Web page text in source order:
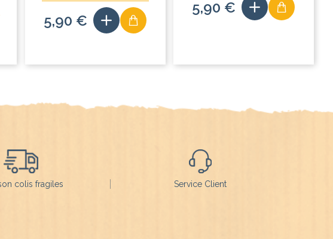
5,90 €
5,90 €
colis fragiles Service Client